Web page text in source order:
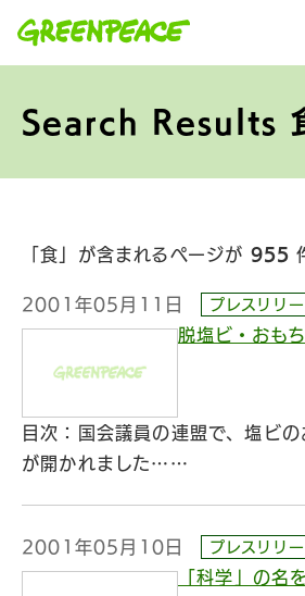
Search Results
「食」が含まれるページが 955
2001年05月11日 プレスリリ
脱塩ビ・おも
目次：国会議員の連盟で、塩ビ
が開かれました……
2001年05月10日 プレスリリ
「科学」の名